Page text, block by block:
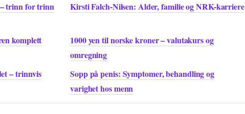
trinn for trinn
Kirsti Falch-Nilsen: Alder, familie og NRK-karriere
komplett
1000 yen til norske kroner – valutakurs og
omregning
– trinnvis
Sopp på penis: Symptomer, behandling og
varighet hos menn